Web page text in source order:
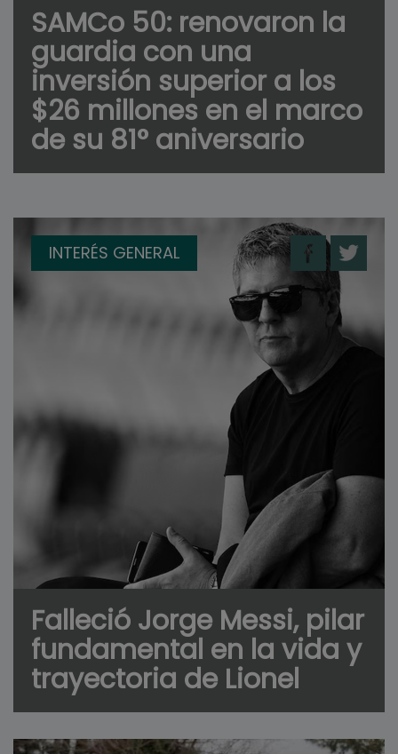
SAMCo 50: renovaron la
guardia con una
inversión superior a los
$26 millones en el marco
de su 81° aniversario
INTERÉS GENERAL
Falleció Jorge Messi, pilar
fundamental en la vida y
trayectoria de Lionel